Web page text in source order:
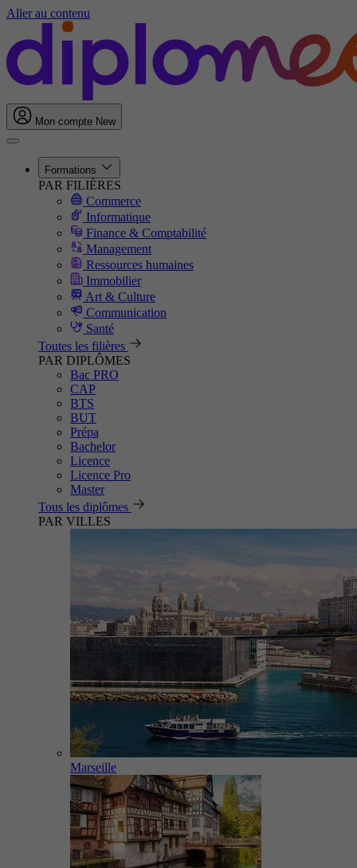
Aller au contenu
Mon compte New
Formations
PAR FILIÈRES
Commerce
Informatique
Finance & Comptabilité
Management
Ressources humaines
Immobilier
Art & Culture
Communication
Santé
Toutes les filières
PAR DIPLÔMES
Bac PRO
CAP
BTS
BUT
Prépa
Bachelor
Licence
Licence Pro
Master
Tous les diplômes
PAR VILLES
Marseille